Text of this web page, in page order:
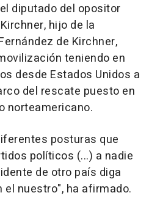
diputado del opositor
hijo de la
de Kirchner,
teniendo en
desde Estados Unidos a
del rescate puesto en
norteamericano.
posturas que
políticos (...) a nadie
de otro país diga
nuestro", ha afirmado.